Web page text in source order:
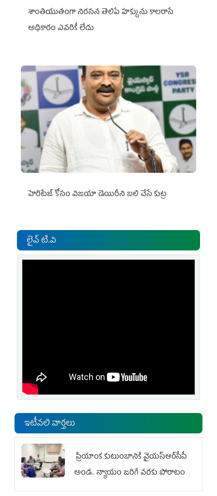
శాంతియుతంగా నిరసన తెలిపే హక్కును కాలరాసే
అధికారం ఎవరికీ లేదు
హెరిటేజ్ కోసం విజయా డెయిరీని బలి చేసే కుట్ర‌
లైవ్ టి.వి
ఇటీవలి వార్తలు
ప్రియాంక కుటుంబానికి వైయ‌స్ఆర్‌సీపీ
అండ.. న్యాయం జరిగే వరకు పోరాటం